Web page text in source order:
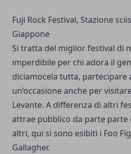
Fuji Rock Festival, Stazione
Giappone
Si tratta del miglior festival di
imperdibile per chi adora il
diciamocela tutta, partecipare
un’occasione anche per
Levante. A differenza di altri
attrae pubblico da parte parte
altri, qui si sono esibiti i Foo
Gallagher.